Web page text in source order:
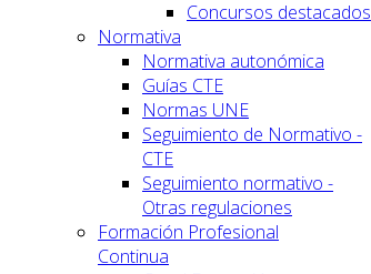
Concursos destacados
Normativa
Normativa autonómica
Guías CTE
Normas UNE
Seguimiento de Normativo -
CTE
Seguimiento normativo -
Otras regulaciones
Formación Profesional
Continua